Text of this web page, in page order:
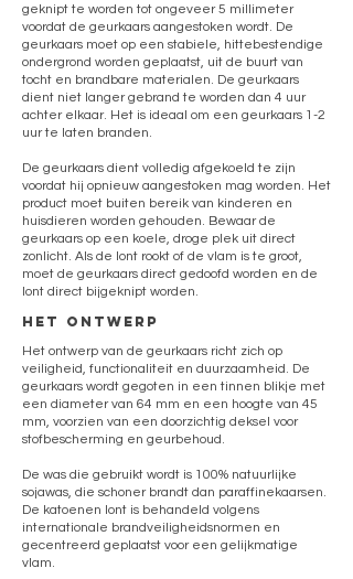
geknipt te worden tot ongeveer 5 millimeter
voordat de geurkaars aangestoken wordt. De
geurkaars moet op een stabiele, hittebestendige
ondergrond worden geplaatst, uit de buurt van
tocht en brandbare materialen. De geurkaars
dient niet langer gebrand te worden dan 4 uur
achter elkaar. Het is ideaal om een geurkaars 1-2
uur te laten branden.
De geurkaars dient volledig afgekoeld te zijn
voordat hij opnieuw aangestoken mag worden. Het
product moet buiten bereik van kinderen en
huisdieren worden gehouden. Bewaar de
geurkaars op een koele, droge plek uit direct
zonlicht. Als de lont rookt of de vlam is te groot,
moet de geurkaars direct gedoofd worden en de
lont direct bijgeknipt worden.
het ontwerp
Het ontwerp van de geurkaars richt zich op
veiligheid, functionaliteit en duurzaamheid. De
geurkaars wordt gegoten in een tinnen blikje met
een diameter van 64 mm en een hoogte van 45
mm, voorzien van een doorzichtig deksel voor
stofbescherming en geurbehoud.
De was die gebruikt wordt is 100% natuurlijke
sojawas, die schoner brandt dan paraffinekaarsen.
De katoenen lont is behandeld volgens
internationale brandveiligheidsnormen en
gecentreerd geplaatst voor een gelijkmatige
vlam.